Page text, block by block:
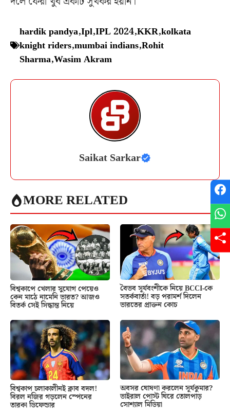
hardik pandya,Ipl,IPL 2024,KKR,kolkata
knight riders,mumbai indians,Rohit
Sharma,Wasim Akram
Saikat Sarkar
MORE RELATED
বিশ্বকাপে খেলার সুযোগ পেয়েও
কেন মাঠে নামেনি ভারত? আজও
বিতর্ক সেই সিদ্ধান্ত নিয়ে
বৈভব সূর্যবংশীকে নিয়ে BCCI-কে
সতর্কবার্তা! বড় পরামর্শ দিলেন
ভারতের প্রাক্তন কোচ
বিশ্বকাপ চলাকালীনই ক্লাব বদল!
বিরল নজির গড়লেন স্পেনের
তারকা ডিফেন্ডার
অবসর ঘোষণা করলেন সূর্যকুমার?
ভাইরাল পোস্ট ঘিরে তোলপাড়
সোশ্যাল মিডিয়া